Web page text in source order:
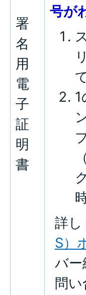
署
名
用
電
子
証
明
書
号が
詳し
S）
バ
問い